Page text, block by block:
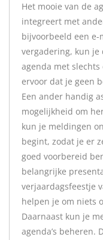
Het mooie van de
integreert met
bijvoorbeeld een
vergadering, kun je
agenda met
ervoor dat je geen
Een ander handig
mogelijkheid om
kun je meldingen
begint, zodat je er
goed voorbereid
belangrijke
verjaardagsfeestje
helpen je om niets
Daarnaast kun je
agenda’s beheren.